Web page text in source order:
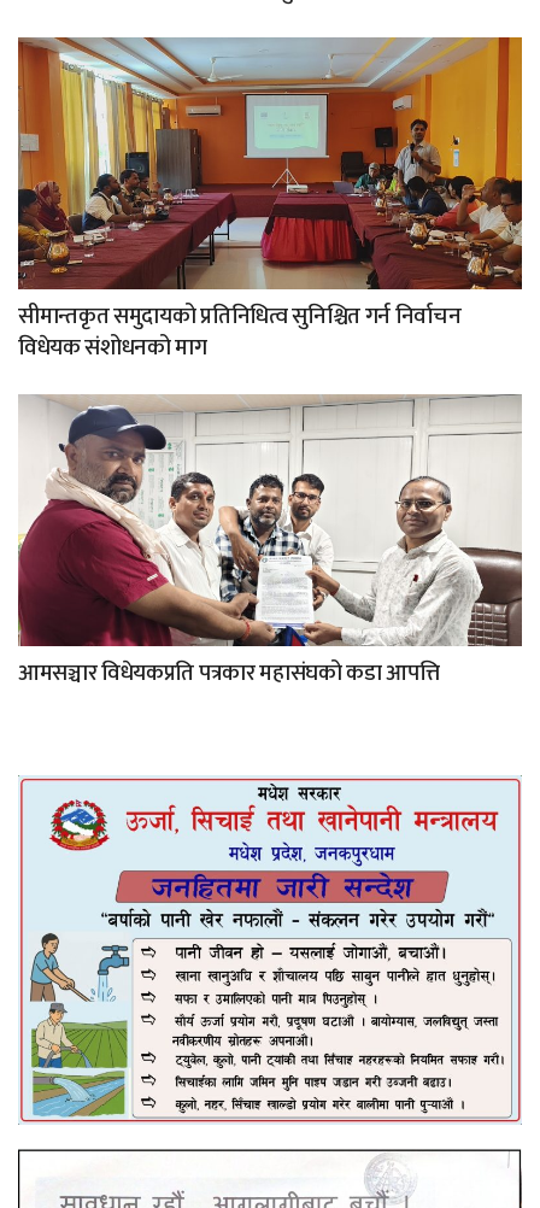
सीमान्तकृत समुदायको प्रतिनिधित्व सुनिश्चित गर्न निर्वाचन
विधेयक संशोधनको माग
आमसञ्चार विधेयकप्रति पत्रकार महासंघको कडा आपत्ति